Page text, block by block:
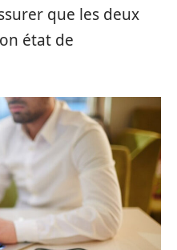
que les deux
état de